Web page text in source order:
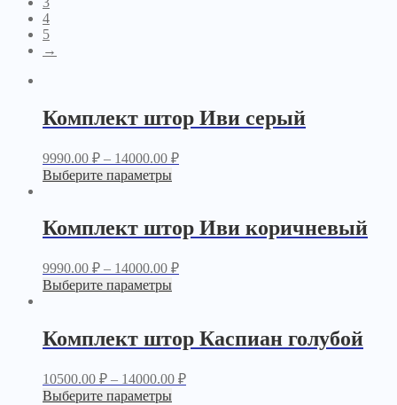
4
5
→
Комплект штор Иви серый
9990.00 ₽ – 14000.00 ₽
Выберите параметры
Комплект штор Иви коричневый
9990.00 ₽ – 14000.00 ₽
Выберите параметры
Комплект штор Каспиан голубой
10500.00 ₽ – 14000.00 ₽
Выберите параметры